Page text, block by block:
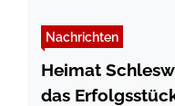
Nachrichten
Heimat
das